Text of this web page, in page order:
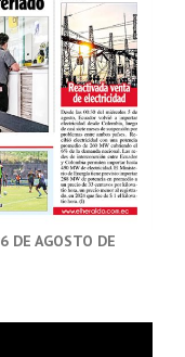
DE AGOSTO DE